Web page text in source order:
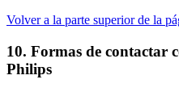
Volver a la parte superior de la
10. Formas de contactar
Philips